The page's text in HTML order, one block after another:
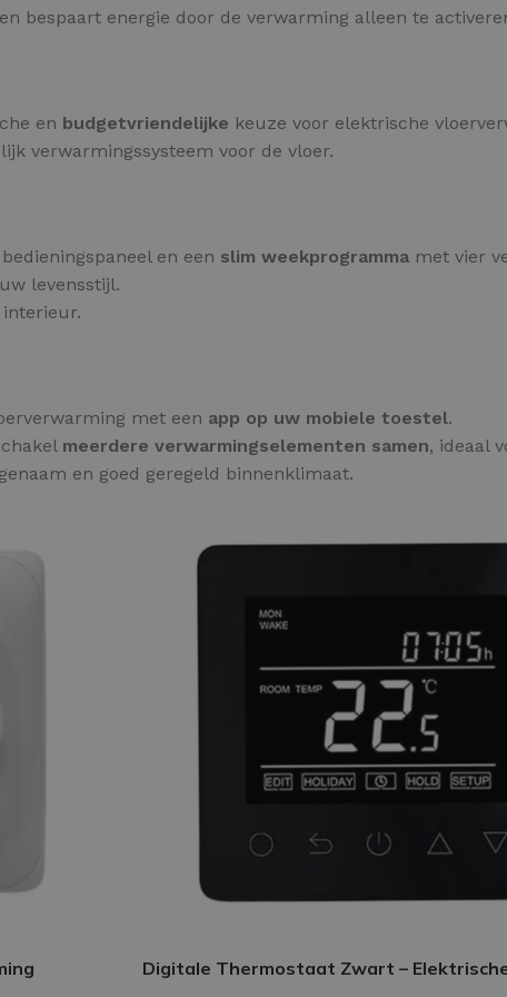
bespaart energie door de verwarming alleen te
en budgetvriendelijke keuze voor elektrische
verwarmingssysteem voor de vloer.
en een slim weekprogramma met vier
levensstijl.
met een app op uw mobiele toestel.
meerdere verwarmingselementen samen, ideaal
en goed geregeld binnenklimaat.
Digitale Thermostaat Zwart –